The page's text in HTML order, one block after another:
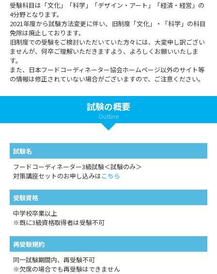
受験科目は「文化」「科学」「デザイン・アート」「経済・経営」の
4分野となります。
2021年度から試験方法変更に伴い、旧制度「文化」・「科学」の科目
免除は廃止しております。
旧制度での受験をご検討いただいていた方々には、大変申し訳ござい
ませんが、何卒ご理解いただきますよう、よろしくお願いいたしま
す。
また、日本フードコーディネーター協会ホームページ以外のサイト等
の情報は修正されていない場合がございますので、ご注意ください。
試験の概要
Outline
試験名
フードコーディネーター3級試験＜試験のみ＞
対策講座セットのお申し込みはこちら
受験資格
中学校卒業以上
※既に3級資格取得者は受験不可
再受験規約
同一試験期間内、再受験不可
※欠席の場合でも再受験はできません